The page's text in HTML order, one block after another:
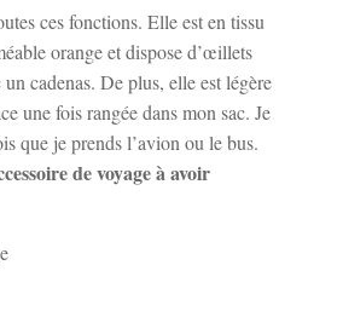
ces fonctions. Elle est en tissu
orange et dispose d’œillets
cadenas. De plus, elle est légère
une fois rangée dans mon sac. Je
que je prends l’avion ou le bus.
de voyage à avoir